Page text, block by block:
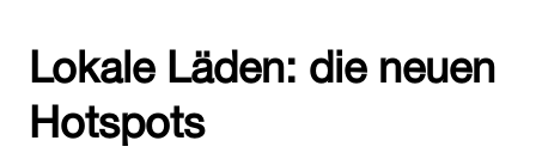
Lokale Läden: die neuen
Hotspots